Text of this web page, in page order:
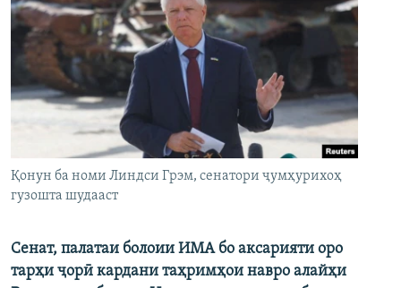
Қонун ба номи Линдси Грэм, сенатори ҷумҳурихоҳ
гузошта шудааст
Сенат, палатаи болоии ИМА бо аксарияти оро
тарҳи ҷорӣ кардани таҳримҳои навро алайҳи